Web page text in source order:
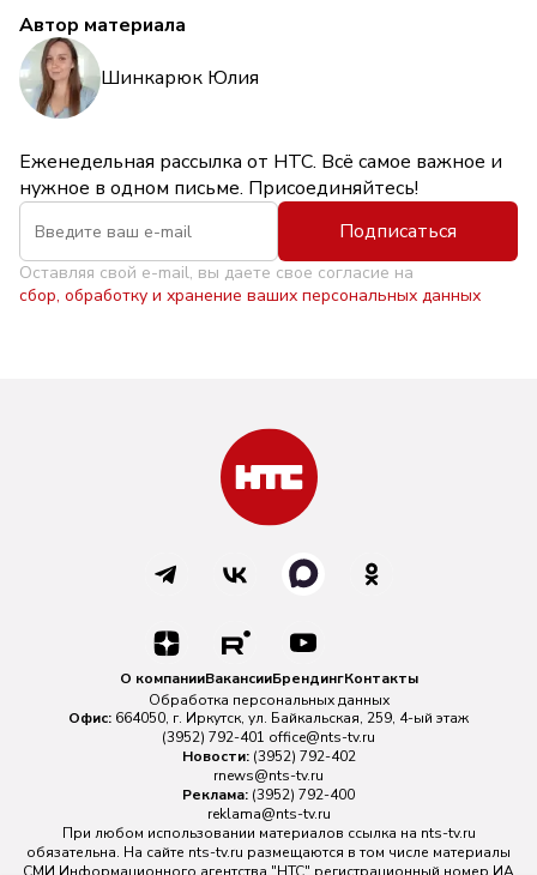
Автор материала
Шинкарюк Юлия
Еженедельная рассылка от НТС. Всё самое важное и
нужное в одном письме. Присоединяйтесь!
Подписаться
Оставляя свой e-mail, вы даете свое согласие на
сбор, обработку и хранение ваших персональных данных
О компанииВакансииБрендингКонтакты
Обработка персональных данных
Офис: 664050, г. Иркутск, ул. Байкальская, 259, 4-ый этаж
(3952) 792-401 office@nts-tv.ru
Новости: (3952) 792-402
rnews@nts-tv.ru
Реклама: (3952) 792-400
reklama@nts-tv.ru
При любом использовании материалов ссылка на nts-tv.ru
обязательна. На сайте nts-tv.ru размещаются в том числе материалы